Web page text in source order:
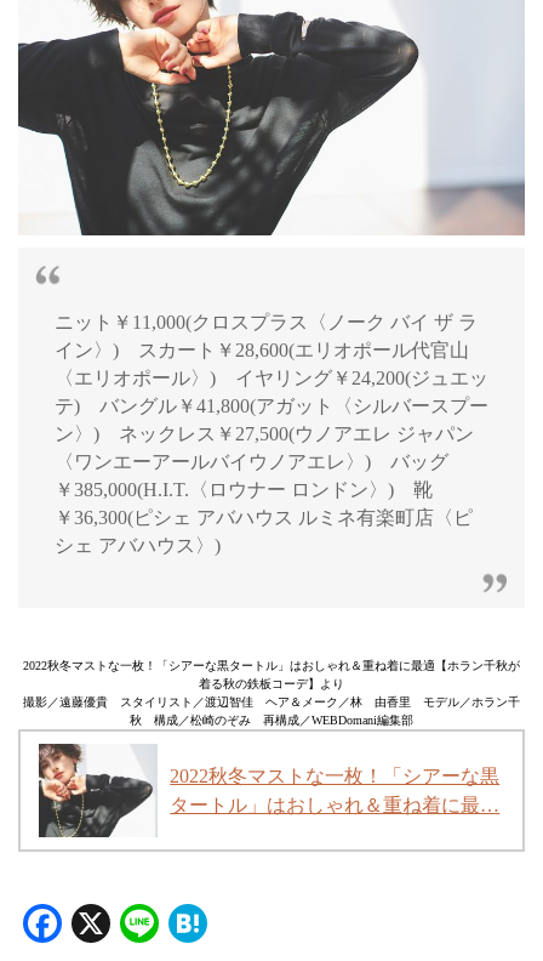
ニット￥11,000(クロスプラス〈ノーク バイ ザ ラ
イン〉) スカート￥28,600(エリオポール代官山
〈エリオポール〉) イヤリング￥24,200(ジュエッ
テ) バングル￥41,800(アガット〈シルバースプー
ン〉) ネックレス￥27,500(ウノアエレ ジャパン
〈ワンエーアールバイウノアエレ〉) バッグ
￥385,000(H.I.T.〈ロウナー ロンドン〉) 靴
￥36,300(ピシェ アバハウス ルミネ有楽町店〈ピ
シェ アバハウス〉)
2022秋冬マストな一枚！「シアーな黒タートル」はおしゃれ＆重ね着に最適【ホラン千秋が
着る秋の鉄板コーデ】より
撮影／遠藤優貴 スタイリスト／渡辺智佳 ヘア＆メーク／林 由香里 モデル／ホラン千
秋 構成／松崎のぞみ 再構成／WEBDomani編集部
2022秋冬マストな一枚！「シアーな黒
タートル」はおしゃれ＆重ね着に最…
Facebook
X Line